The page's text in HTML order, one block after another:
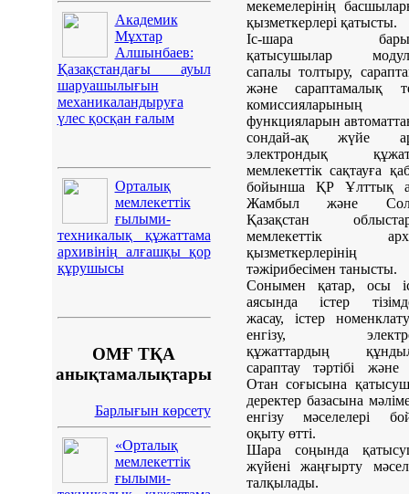
Академик
Мұхтар
Алшынбаев:
Қазақстандағы ауыл
шаруашылығын
механикаландыруға
үлес қосқан ғалым
Орталық
мемлекеттік
ғылыми-
техникалық құжаттама
архивінің алғашқы қор
құрушысы
ОМҒ ТҚА
анықтамалықтары
Барлығын көрсету
«Орталық
мемлекеттік
ғылыми-
мекемелерінің
қызметкерлері қатысты.
Іс-шара
қатысушылар
сапалы толтыру,
және сараптамалық
комиссияларының
функцияларын
сондай-ақ жүйе
электрондық
мемлекеттік сақтауға
бойынша ҚР Ұлттық
Жамбыл және
Қазақстан
мемлекеттік
қызметкерлерінің
тәжірибесімен танысты.
Сонымен қатар, осы
аясында істер
жасау, істер
енгізу,
құжаттардың
сараптау тәртібі
Отан соғысына
деректер базасына
енгізу мәселелері
оқыту өтті.
Шара соңында
жүйені жаңғырту
талқылады.